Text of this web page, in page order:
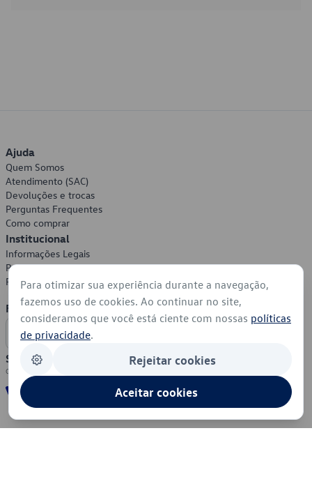
Ajuda
Quem Somos
Atendimento (SAC)
Devoluções e trocas
Perguntas Frequentes
Como comprar
Institucional
Informações Legais
Política de Privacidade
Política de Cookies
Formas de Pagamento
Segurança
Para otimizar sua experiência durante a navegação,
fazemos uso de cookies. Ao continuar no site,
consideramos que você está ciente com nossas políticas
de privacidade.
Rejeitar cookies
Aceitar cookies